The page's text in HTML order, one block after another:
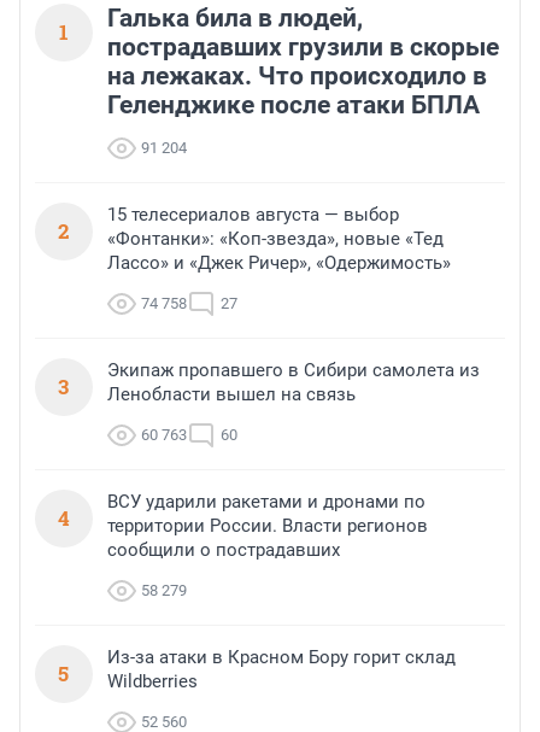
1
Галька била в людей,
пострадавших грузили в скорые
на лежаках. Что происходило в
Геленджике после атаки БПЛА
91 204
2
15 телесериалов августа — выбор
«Фонтанки»: «Коп-звезда», новые «Тед
Лассо» и «Джек Ричер», «Одержимость»
74 758 27
3
Экипаж пропавшего в Сибири самолета из
Ленобласти вышел на связь
60 763 60
4
ВСУ ударили ракетами и дронами по
территории России. Власти регионов
сообщили о пострадавших
58 279
5
Из-за атаки в Красном Бору горит склад
Wildberries
52 560